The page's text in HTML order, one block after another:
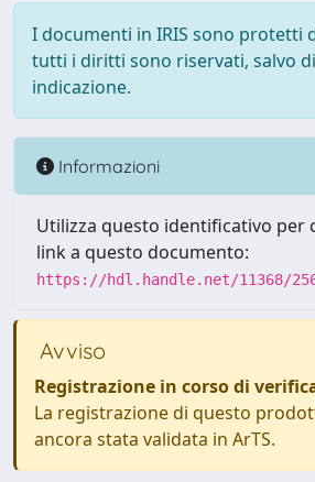
I documenti in IRIS sono protetti
tutti i diritti sono riservati, salvo
indicazione.
Informazioni
Utilizza questo identificativo per
link a questo documento:
https://hdl.handle.net/11368/
Avviso
Registrazione in corso di
La registrazione di questo
ancora stata validata in ArTS.